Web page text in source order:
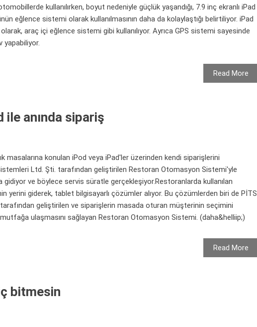
kullanılırken, boyut nedeniyle güçlük yaşandığı, 7.9 inç ekranlı iPad
eğlence sistemi olarak kullanılmasının daha da kolaylaştığı belirtiliyor. iPad
araç içi eğlence sistemi gibi kullanılıyor. Ayrıca GPS sistemi sayesinde
yapabiliyor.
Read More
ile anında sipariş
masalarına konulan iPod veya iPad'ler üzerinden kendi siparişlerini
Ltd. Şti. tarafından geliştirilen Restoran Otomasyon Sistemi'yle
gidiyor ve böylece servis süratle gerçekleşiyor.Restoranlarda kullanılan
yerini giderek, tablet bilgisayarlı çözümler alıyor. Bu çözümlerden biri de PİTS
geliştirilen ve siparişlerin masada oturan müşterinin seçimini
mutfağa ulaşmasını sağlayan Restoran Otomasyon Sistemi. (daha&helliip;)
Read More
bitmesin